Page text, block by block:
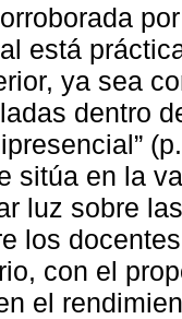
está
ya sea
dentro
sitúa en la
luz sobre
los
con el
el